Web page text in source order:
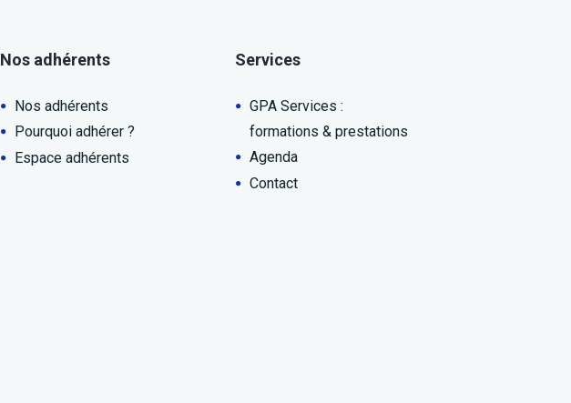
Nos adhérents
Nos adhérents
Pourquoi adhérer ?
Espace adhérents
Services
GPA Services :
formations & prestations
Agenda
Contact